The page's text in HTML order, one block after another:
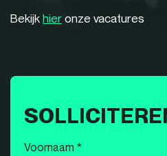
Bekijk hier onze vacatures
Voornaam